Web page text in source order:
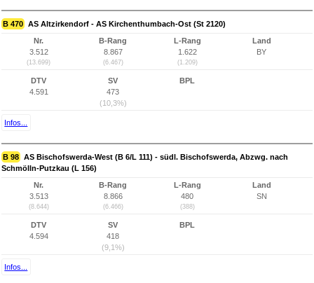
B 470 AS Altzirkendorf - AS Kirchenthumbach-Ost (St 2120)
Nr.
3.512
(13.699)
B-Rang
8.867
(6.467)
L-Rang
1.622
(1.209)
Land
BY
DTV
4.591
SV
473
(10,3%)
BPL
Infos...
B 98 AS Bischofswerda-West (B 6/L 111) - südl. Bischofswerda, Abzwg. nach
Schmölln-Putzkau (L 156)
Nr.
3.513
(8.644)
B-Rang
8.866
(6.466)
L-Rang
480
(388)
Land
SN
DTV
4.594
SV
418
(9,1%)
BPL
Infos...